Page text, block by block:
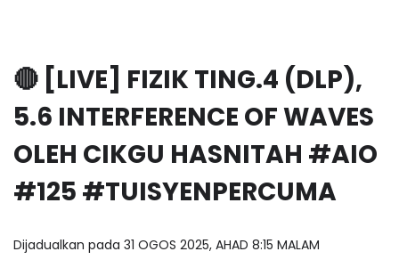
🔴 [LIVE] FIZIK TING.4 (DLP),
5.6 INTERFERENCE OF WAVES
OLEH CIKGU HASNITAH #AIO
#125 #TUISYENPERCUMA
Dijadualkan pada 31 OGOS 2025, AHAD 8:15 MALAM